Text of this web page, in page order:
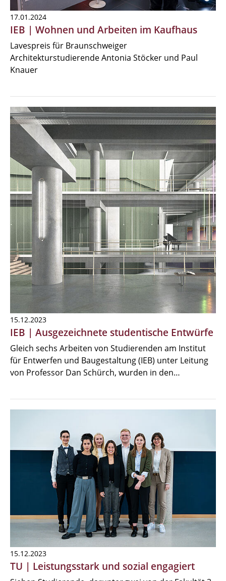
17.01.2024
IEB | Wohnen und Arbeiten im Kaufhaus
Lavespreis für Braunschweiger
Architekturstudierende Antonia Stöcker und Paul
Knauer
15.12.2023
IEB | Ausgezeichnete studentische Entwürfe
Gleich sechs Arbeiten von Studierenden am Institut
für Entwerfen und Baugestaltung (IEB) unter Leitung
von Professor Dan Schürch, wurden in den…
15.12.2023
TU | Leistungsstark und sozial engagiert